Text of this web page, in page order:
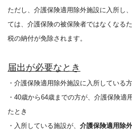
ただし、介護保険適用除外施設に入所し
ては、介護保険の被保険者ではなくなる
税の納付が免除されます。
届出が必要なとき
・介護保険適用除外施設に入所している方
・40歳から64歳までの方が、介護保険適
たとき
・入所している施設が、 介護保険適用除